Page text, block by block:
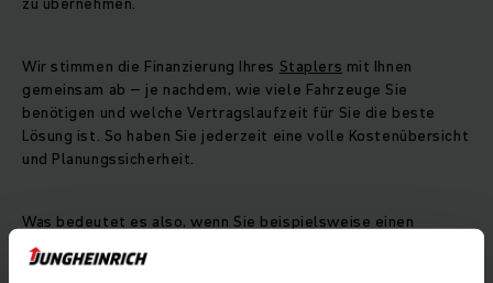
Wir stimmen die Finanzierung Ihres Staplers mit Ihnen
gemeinsam ab – je nachdem, wie viele Fahrzeuge Sie
benötigen und welche Vertragslaufzeit für Sie die beste
Lösung ist. So haben Sie jederzeit eine volle Kostenübersicht
und Planungssicherheit.
Was bedeutet es also, wenn Sie beispielsweise einen
Gabelstapler
möchten?